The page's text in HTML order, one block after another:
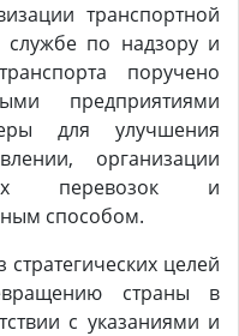
транспортной
службе по надзору и
поручено
предприятиями
для улучшения
организации
перевозок и
способом.
целей
страны в
с указаниями и